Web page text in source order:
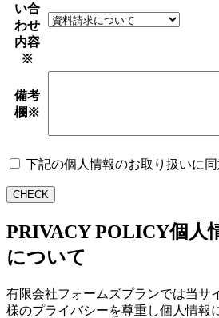
い合
わせ
内容
※
備考
欄※
下記の個人情報のお取り扱いに同
CHECK
PRIVACY POLICY個人
について
有限会社フォームズプランでは当サ
様のプライバシーを尊重し個人情報